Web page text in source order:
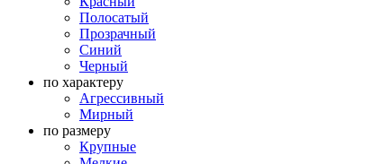
Полосатый
Прозрачный
Синий
Черный
по характеру
Агрессивный
Мирный
по размеру
Крупные